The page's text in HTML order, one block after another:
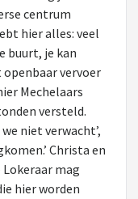
centrum
hier alles: veel
buurt, je kan
vervoer
Mechelaars
versteld.
niet verwacht’,
Christa en
Lokeraar mag
hier worden